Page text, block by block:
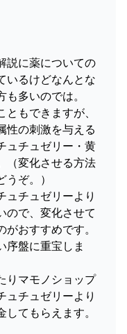
説に薬についての
いるけどなんとな
多いのでは。
もできますが、
性の刺激を与える
ュチュゼリー・黄
（変化させる方法
ぞ。）
ュチュゼリーより
ので、変化させて
おすすめです。
序盤に重宝しま
りマモノショップ
ュチュゼリーより
てもらえます。